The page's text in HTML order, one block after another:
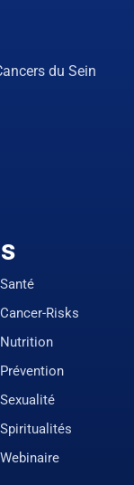
du Sein
Santé
Cancer-Risks
Nutrition
Prévention
Sexualité
Spiritualités
Webinaire